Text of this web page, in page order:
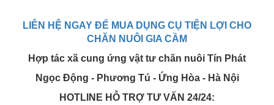
LIÊN HỆ NGAY ĐỂ MUA DỤNG CỤ TIỆN LỢI CHO
CHĂN NUÔI GIA CẦM
Hợp tác xã cung ứng vật tư chăn nuôi Tín Phát
Ngọc Động - Phương Tú - Ứng Hòa - Hà Nội
HOTLINE HỖ TRỢ TƯ VẤN 24/24: